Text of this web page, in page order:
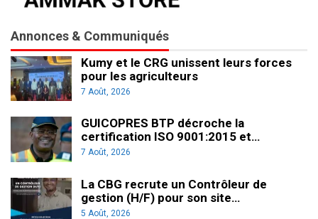
Annonces & Communiqués
Kumy et le CRG unissent leurs forces
pour les agriculteurs
7 Août, 2026
GUICOPRES BTP décroche la
certification ISO 9001:2015 et…
7 Août, 2026
La CBG recrute un Contrôleur de
gestion (H/F) pour son site…
5 Août, 2026